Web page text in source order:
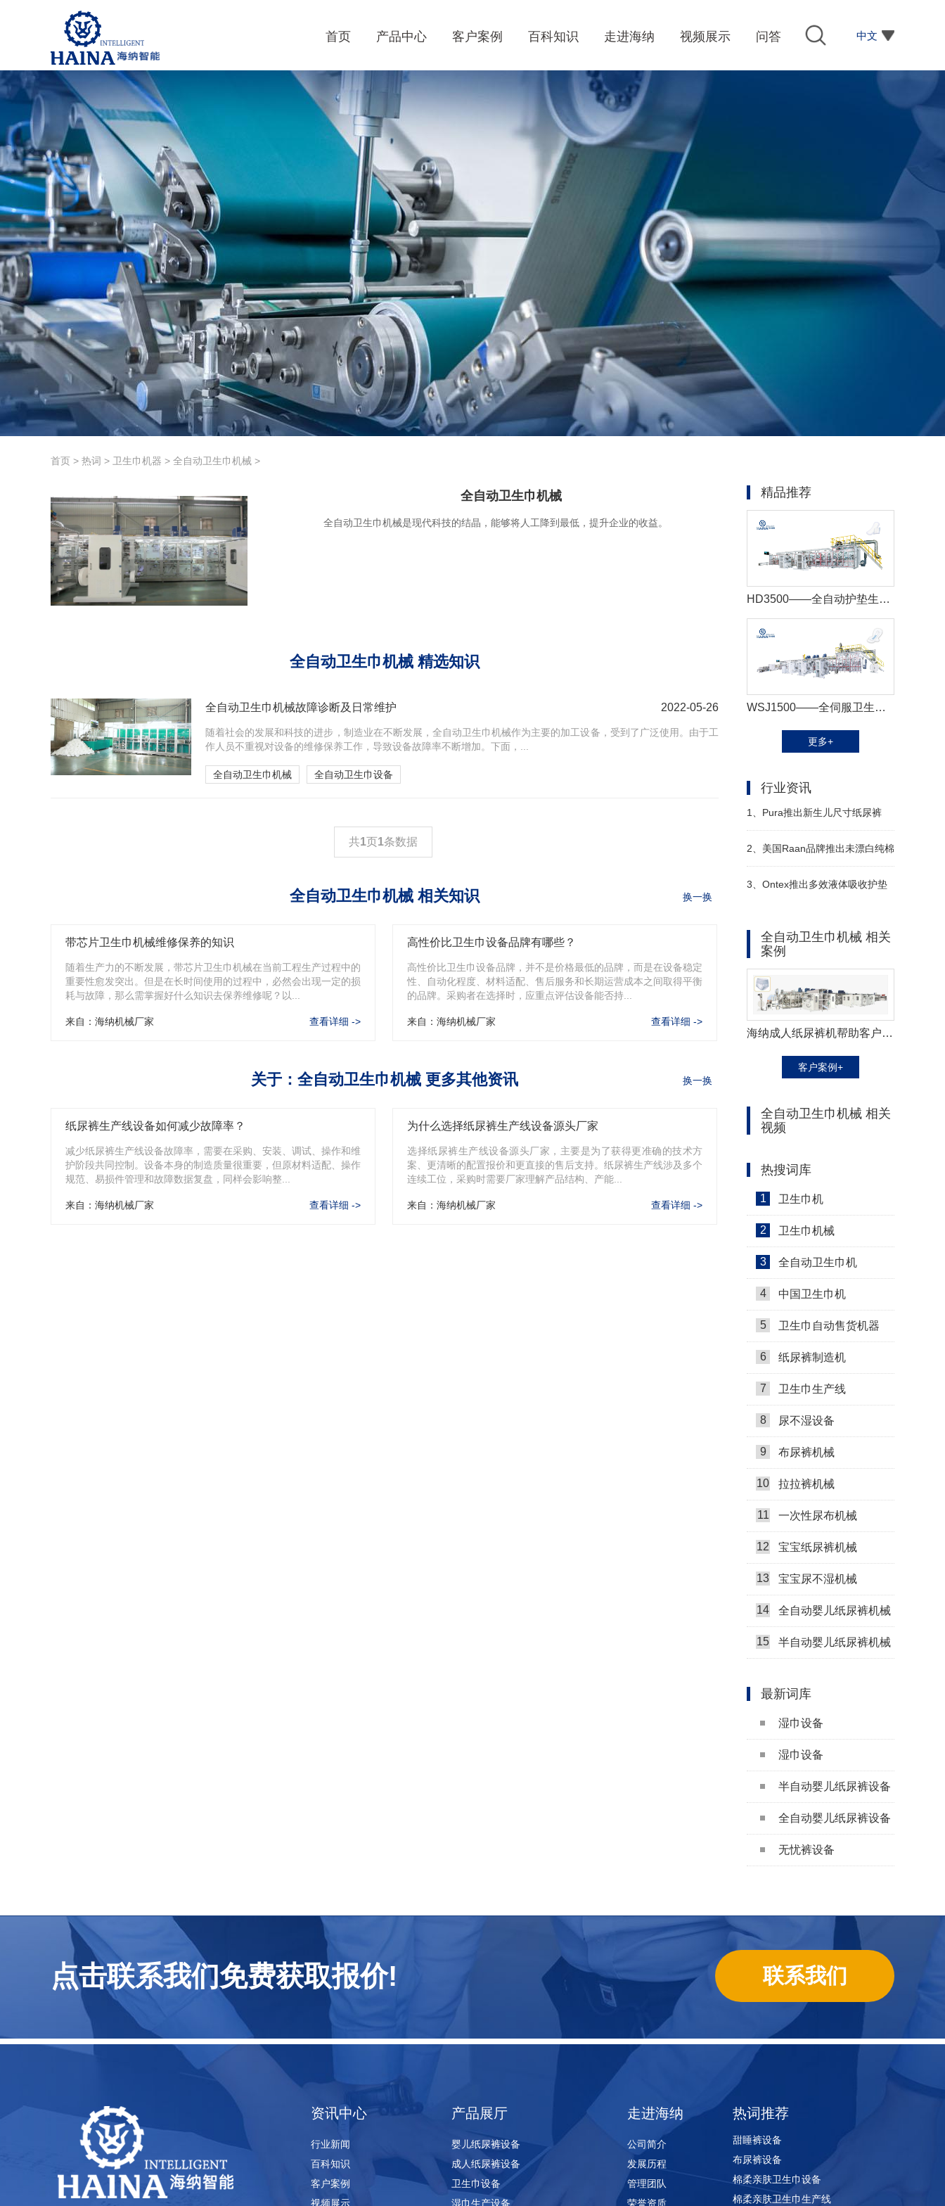
中文
首页 产品中心 客户案例 百科知识 走进海纳 视频展示 问答
首页 > 热词 > 卫生巾机器 > 全自动卫生巾机械 >
全自动卫生巾机械
全自动卫生巾机械是现代科技的结晶，能够将人工降到最低，提升企业的收益。
全自动卫生巾机械 精选知识
全自动卫生巾机械故障诊断及日常维护 2022-05-26
随着社会的发展和科技的进步，制造业在不断发展，全自动卫生巾机械作为主要的加工设备，受到了广泛使用。由于工
作人员不重视对设备的维修保养工作，导致设备故障率不断增加。下面，...
全自动卫生巾机械 全自动卫生巾设备
共1页1条数据
全自动卫生巾机械 相关知识 换一换
带芯片卫生巾机械维修保养的知识
随着生产力的不断发展，带芯片卫生巾机械在当前工程生产过程中的
重要性愈发突出。但是在长时间使用的过程中，必然会出现一定的损
耗与故障，那么需掌握好什么知识去保养维修呢？以...
来自：海纳机械厂家 查看详细 ->
高性价比卫生巾设备品牌有哪些？
高性价比卫生巾设备品牌，并不是价格最低的品牌，而是在设备稳定
性、自动化程度、材料适配、售后服务和长期运营成本之间取得平衡
的品牌。采购者在选择时，应重点评估设备能否持...
来自：海纳机械厂家 查看详细 ->
关于：全自动卫生巾机械 更多其他资讯 换一换
纸尿裤生产线设备如何减少故障率？
减少纸尿裤生产线设备故障率，需要在采购、安装、调试、操作和维
护阶段共同控制。设备本身的制造质量很重要，但原材料适配、操作
规范、易损件管理和故障数据复盘，同样会影响整...
来自：海纳机械厂家 查看详细 ->
为什么选择纸尿裤生产线设备源头厂家
选择纸尿裤生产线设备源头厂家，主要是为了获得更准确的技术方
案、更清晰的配置报价和更直接的售后支持。纸尿裤生产线涉及多个
连续工位，采购时需要厂家理解产品结构、产能...
来自：海纳机械厂家 查看详细 ->
精品推荐
HD3500——全自动护垫生产线+自动包装机
WSJ1500——全伺服卫生巾生产线+自动包装机
更多+
行业资讯
1、 Pura推出新生儿尺寸纸尿裤
2、 美国Raan品牌推出未漂白纯棉
湿巾
3、 Ontex推出多效液体吸收护垫
全自动卫生巾机械 相关
案例
海纳成人纸尿裤机帮助客户拓展市场
客户案例+
全自动卫生巾机械 相关
视频
热搜词库
1 卫生巾机
2 卫生巾机械
3 全自动卫生巾机
4 中国卫生巾机
5 卫生巾自动售货机器
6 纸尿裤制造机
7 卫生巾生产线
8 尿不湿设备
9 布尿裤机械
10 拉拉裤机械
11 一次性尿布机械
12 宝宝纸尿裤机械
13 宝宝尿不湿机械
14 全自动婴儿纸尿裤机械
15 半自动婴儿纸尿裤机械
最新词库
湿巾设备
湿巾设备
半自动婴儿纸尿裤设备
全自动婴儿纸尿裤设备
无忧裤设备
点击联系我们免费获取报价! 联系我们
热词推荐
半自动卫生巾机械
湿巾设备
半自动婴儿纸尿裤设备
全自动婴儿纸尿裤设备
无忧裤设备
甜睡裤设备
布尿裤设备
棉柔亲肤卫生巾设备
棉柔亲肤卫生巾生产线
安心裤机械
走进海纳
公司简介
发展历程
管理团队
荣誉资质
产品展厅
婴儿纸尿裤设备
成人纸尿裤设备
卫生巾设备
湿巾生产设备
资讯中心
行业新闻
百科知识
客户案例
视频展示